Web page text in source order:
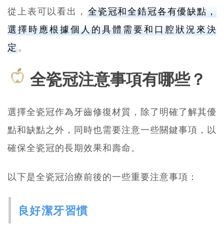
從上表可以看出， 全瓷冠和全鋯冠各有優缺點，
選擇時應根據個人的具體需要和口腔狀況來決
定 。
全瓷冠注意事項有哪些？
選擇全瓷冠作為牙齒修復材質，除了明確了解其優
點和缺點之外，同時也需要注意一些關鍵事項，以
確保全瓷冠的長期效果和壽命。
以下是全瓷冠治療前後的一些重要注意事項：
良好潔牙習慣